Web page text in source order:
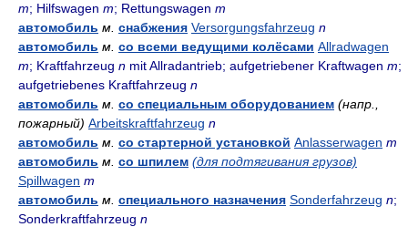
m; Hilfswagen m; Rettungswagen m
автомобиль м. снабжения Versorgungsfahrzeug n
автомобиль м. со всеми ведущими колёсами Allradwagen
m; Kraftfahrzeug n mit Allradantrieb; aufgetriebener Kraftwagen m;
aufgetriebenes Kraftfahrzeug n
автомобиль м. со специальным оборудованием (напр.,
пожарный) Arbeitskraftfahrzeug n
автомобиль м. со стартерной установкой Anlasserwagen m
автомобиль м. со шпилем (для подтягивания грузов)
Spillwagen m
автомобиль м. специального назначения Sonderfahrzeug n;
Sonderkraftfahrzeug n